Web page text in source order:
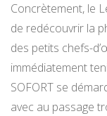
Concrètement, le
de redécouvrir la
des petits chefs-
immédiatement
SOFORT se
avec au passage